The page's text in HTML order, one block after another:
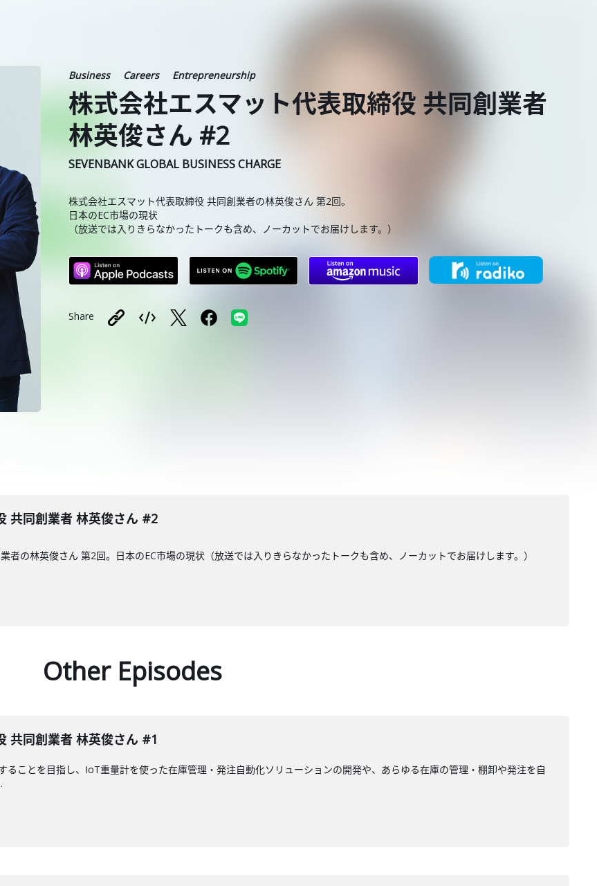
Business Careers Entrepreneurship
株式会社エスマット代表取締役 共同創業者
林英俊さん #2
SEVENBANK GLOBAL BUSINESS CHARGE
株式会社エスマット代表取締役 共同創業者の林英俊さん 第2回。
日本のEC市場の現状
（放送では入りきらなかったトークも含め、ノーカットでお届けします。）
Share
共同創業者 林英俊さん #2
者の林英俊さん 第2回。日本のEC市場の現状（放送では入りきらなかったトークも含め、ノーカットでお届けします。）
Other Episodes
共同創業者 林英俊さん #1
ることを目指し、IoT重量計を使った在庫管理・発注自動化ソリューションの開発や、あらゆる在庫の管理・棚卸や発注を自